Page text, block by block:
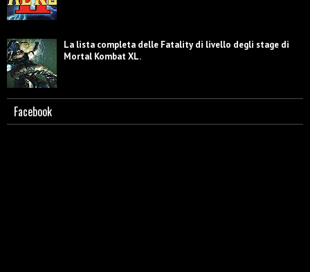
La lista completa delle Fatality di livello degli stage di
Mortal Kombat XL.
Facebook